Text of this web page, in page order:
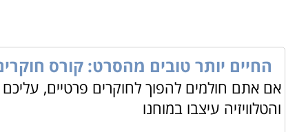
החיים יותר טובים מהסרט: קורס
אם אתם חולמים להפוך לחוקרים פרטיים,
והטלוויזיה עיצבו במוחנו